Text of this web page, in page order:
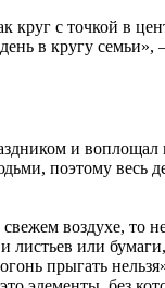
с точкой в
в кругу семьи»,
и
поэтому
воздухе, то
или
прыгать